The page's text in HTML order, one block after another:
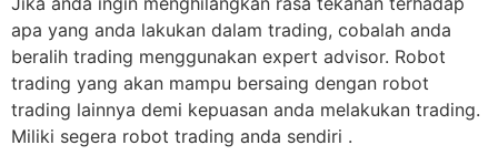
apa yang anda lakukan dalam trading, cobalah anda
beralih trading menggunakan expert advisor. Robot
trading yang akan mampu bersaing dengan robot
trading lainnya demi kepuasan anda melakukan trading.
Miliki segera robot trading anda sendiri .